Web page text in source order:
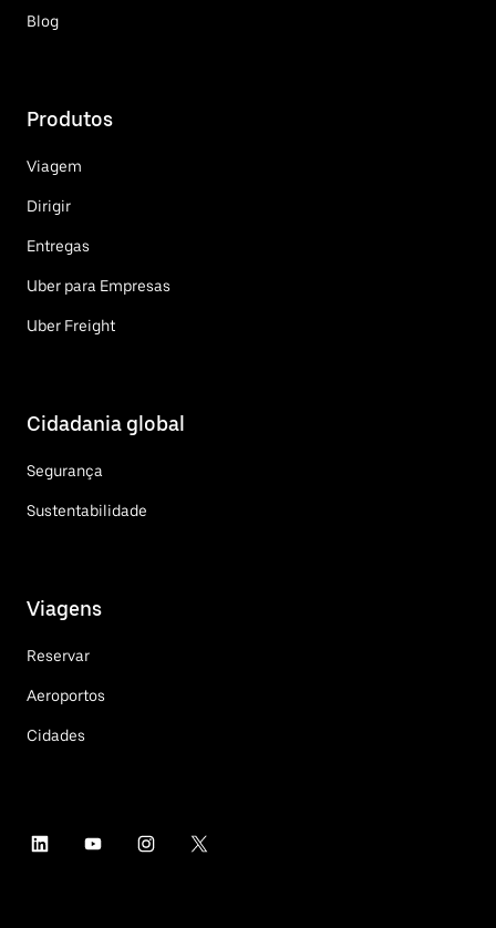
Blog
Produtos
Viagem
Dirigir
Entregas
Uber para Empresas
Uber Freight
Cidadania global
Segurança
Sustentabilidade
Viagens
Reservar
Aeroportos
Cidades